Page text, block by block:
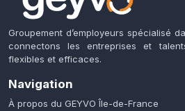
Groupement d’employeurs spécialisé
connectons les entreprises et
flexibles et efficaces.
Navigation
À propos du GEYVO Île-de-France